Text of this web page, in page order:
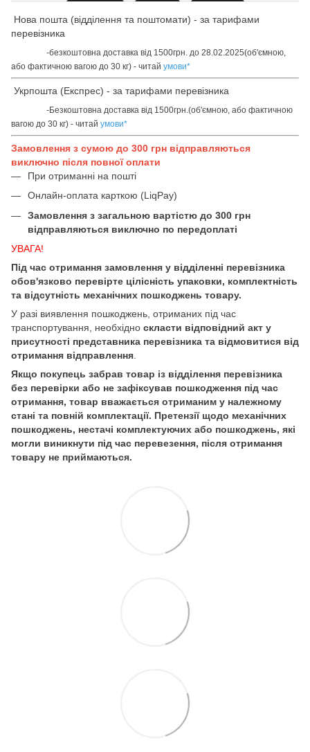
Нова пошта (відділення та поштомати) - за тарифами
перевізника
-безкоштовна доставка від 1500грн. до 28.02.2025(об'ємною,
або фактичною вагою до 30 кг) - читай умови*
Укрпошта (Експрес) - за тарифами перевізника
-Безкоштовна доставка від 1500грн.(об'ємною, або фактичною
вагою до 30 кг) - читай умови*
Замовлення з сумою до 300 грн відправляються
виключно після повної оплати
При отриманні на пошті
Онлайн-оплата карткою (LiqPay)
Замовлення з загальною вартістю до 300 грн
відправляються виключно по передоплаті
УВАГА!
Під час отримання замовлення у відділенні перевізника
обов'язково перевірте цілісність упаковки, комплектність
та відсутність механічних пошкоджень товару.
У разі виявлення пошкоджень, отриманих під час
транспортування, необхідно скласти відповідний акт у
присутності представника перевізника та відмовитися від
отримання відправлення
Якщо покупець забрав товар із відділення перевізника
без перевірки або не зафіксував пошкодження під час
отримання, товар вважається отриманим у належному
стані та повній комплектації. Претензії щодо механічних
пошкоджень, нестачі комплектуючих або пошкоджень, які
могли виникнути під час перевезення, після отримання
товару не приймаються.